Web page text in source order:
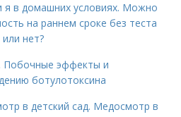
я в домашних условиях. Можно
на раннем сроке без теста
нет?
Побочные эффекты и
ботулотоксина
в детский сад. Медосмотр в